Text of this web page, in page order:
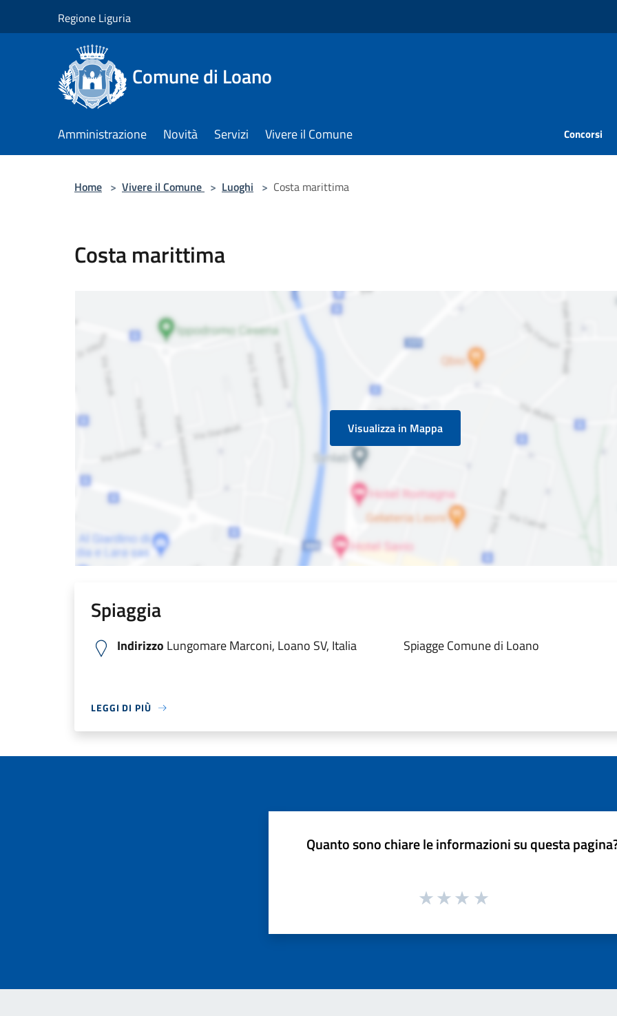
Regione Liguria
Comune di Loano
Amministrazione Novità Servizi Vivere il Comune Concorsi
Home > Vivere il Comune > Luoghi > Costa marittima
Costa marittima
Visualizza in Mappa
Spiaggia
Indirizzo Lungomare Marconi, Loano SV, Italia Spiagge Comune di Loano
LEGGI DI PIÙ
Quanto sono chiare le informazioni su questa